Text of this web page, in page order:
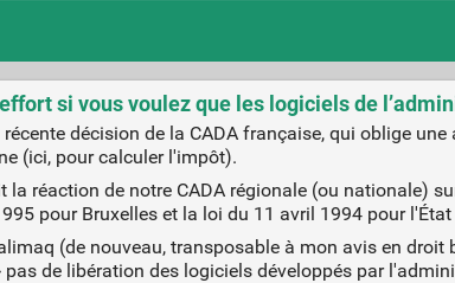
si vous voulez que les logiciels de
décision de la CADA française, qui oblige
(ici, pour calculer l'impôt).
la réaction de notre CADA régionale (ou nationale)
pour Bruxelles et la loi du 11 avril 1994 pour
(de nouveau, transposable à mon avis en
pas de libération des logiciels développés par